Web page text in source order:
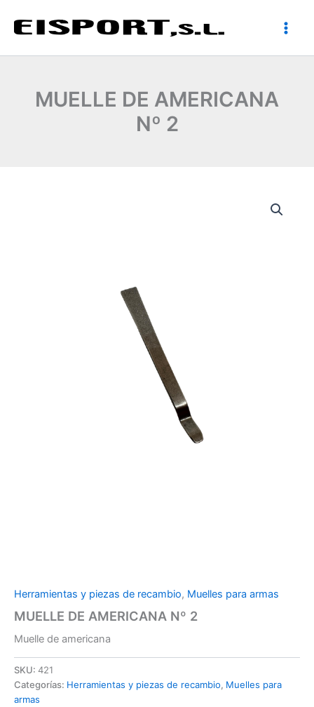
MUELLE DE AMERICANA
Nº 2
Herramientas y piezas de recambio, Muelles para armas
MUELLE DE AMERICANA Nº 2
Muelle de americana
SKU: 421
Categorías: Herramientas y piezas de recambio, Muelles para
armas